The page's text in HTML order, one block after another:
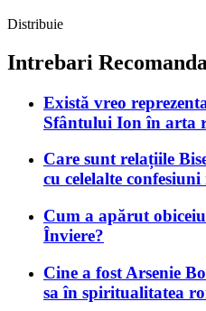
Distribuie
Intrebari
Există vreo
Sfântului Ion în arta
Care sunt relațiile
cu celelalte
Cum a apărut
Înviere?
Cine a fost Arsenie
sa în spiritualitatea